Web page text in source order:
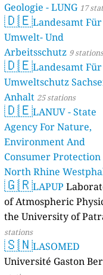
Geologie - LUNG 17
🇩🇪Landesamt Für
Umwelt- Und
Arbeitsschutz 9 stations
🇩🇪Landesamt Für
Umweltschutz
Anhalt 25 stations
🇩🇪LANUV - State
Agency For Nature,
Environment And
Consumer Protection
North Rhine
(Landesamt Für
Umwelt Und
Verbraucherschutz
61 stations
🇬🇷LAPUP
of Atmospheric
the University of
stations
🇸🇳LASOMED
Université Gaston